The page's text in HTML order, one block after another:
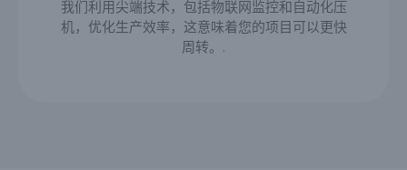
我们利用尖端技术，包括物联网监控和自动化压
机，优化生产效率，这意味着您的项目可以更快
周转。.